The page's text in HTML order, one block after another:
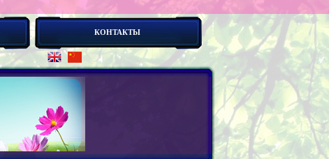
КОНТАКТЫ